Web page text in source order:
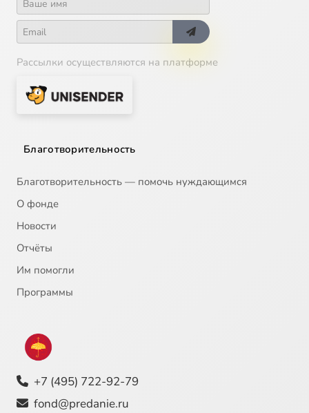
Рассылки осуществляются на платформе
Благотворительность
Благотворительность — помочь нуждающимся
О фонде
Новости
Отчёты
Им помогли
Программы
+7 (495) 722-92-79
fond@predanie.ru